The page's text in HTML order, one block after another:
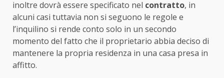
inoltre dovrà essere specificato nel contratto, in
alcuni casi tuttavia non si seguono le regole e
l’inquilino si rende conto solo in un secondo
momento del fatto che il proprietario abbia deciso di
mantenere la propria residenza in una casa presa in
affitto.